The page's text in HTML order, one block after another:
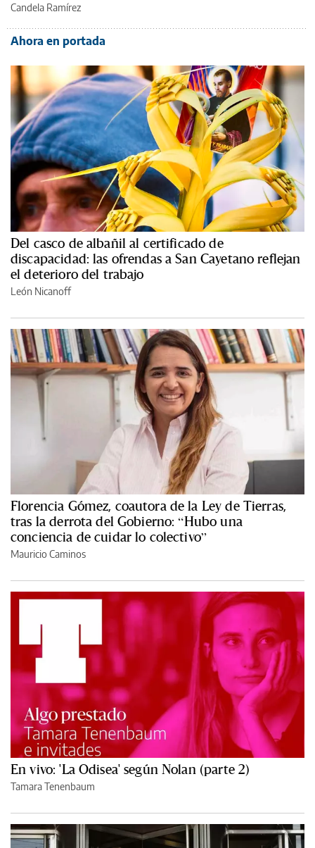
Candela Ramírez
Ahora en portada
Del casco de albañil al certificado de
discapacidad: las ofrendas a San Cayetano reflejan
el deterioro del trabajo
León Nicanoff
Florencia Gómez, coautora de la Ley de Tierras,
tras la derrota del Gobierno: “Hubo una
conciencia de cuidar lo colectivo”
Mauricio Caminos
En vivo: 'La Odisea' según Nolan (parte 2)
Tamara Tenenbaum